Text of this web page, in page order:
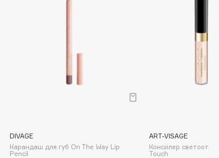
BORK
Brunello Cucinelli
DIVAGE
Карандаш для губ On The Way Lip
Pencil
ART-VISAGE
Консилер
Touch